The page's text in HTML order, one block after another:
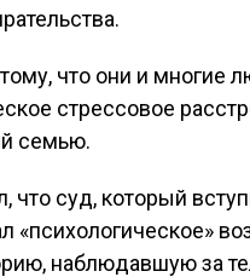
что они и многие
стрессовое
семью.
что суд, который
«психологическое»
наблюдавшую за